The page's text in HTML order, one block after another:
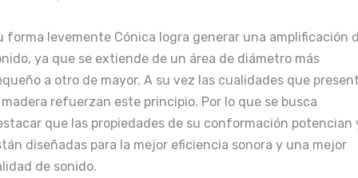
forma levemente Cónica logra generar una amplificación
ya que se extiende de un área de diámetro más
a otro de mayor. A su vez las cualidades que
refuerzan este principio. Por lo que se busca
que las propiedades de su conformación potencian
diseñadas para la mejor eficiencia sonora y una mejor
de sonido.